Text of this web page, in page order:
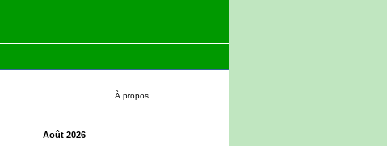
À propos
Août 2026